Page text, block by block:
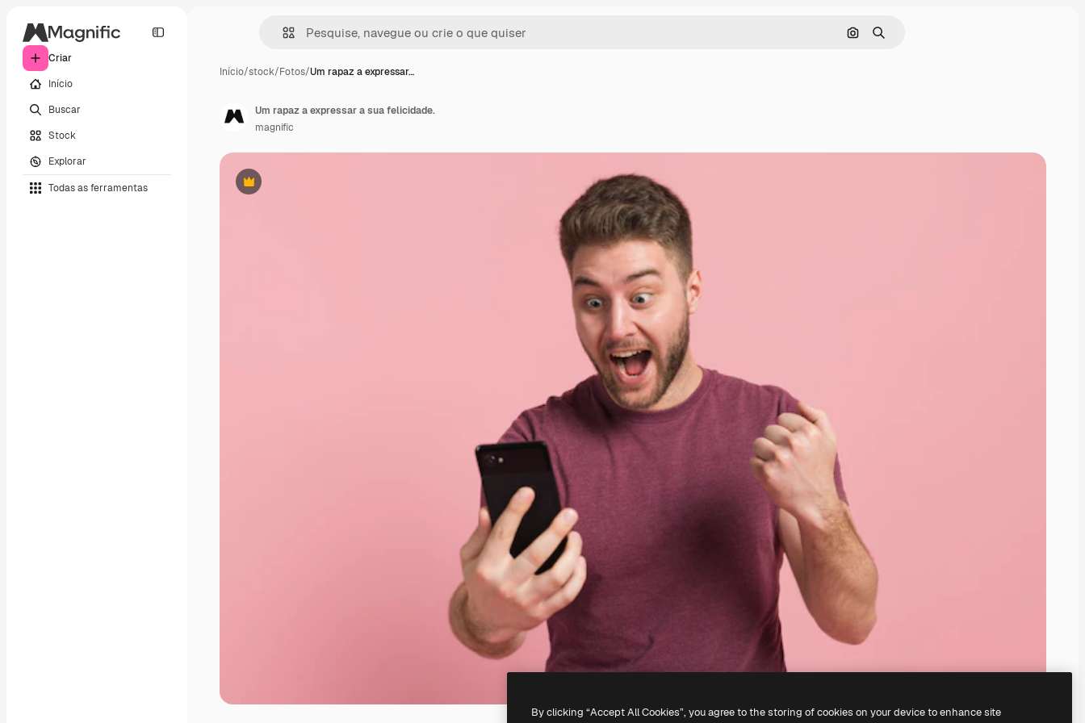
Criar
Início
Buscar
Stock
Explorar
Todas as ferramentas
Pesquisar por imagem
Buscar
Início/stock/Fotos/Um rapaz a expressar…
Premium
Um rapaz a expressar a sua felicidade.
magnific
By clicking “Accept All Cookies”, you agree to the storing of cookies on your device to enhance site